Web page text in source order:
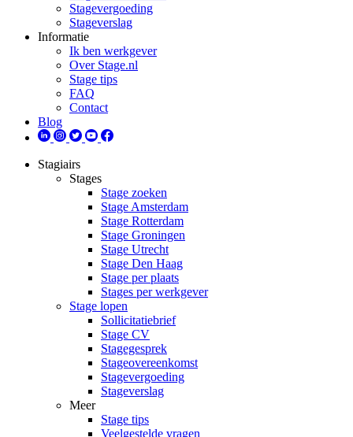
Stagevergoeding
Stageverslag
Informatie
Ik ben werkgever
Over Stage.nl
Stage tips
FAQ
Contact
Blog
Stagiairs
Stages
Stage zoeken
Stage Amsterdam
Stage Rotterdam
Stage Groningen
Stage Utrecht
Stage Den Haag
Stage per plaats
Stages per werkgever
Stage lopen
Sollicitatiebrief
Stage CV
Stagegesprek
Stageovereenkomst
Stagevergoeding
Stageverslag
Meer
Stage tips
Veelgestelde vragen